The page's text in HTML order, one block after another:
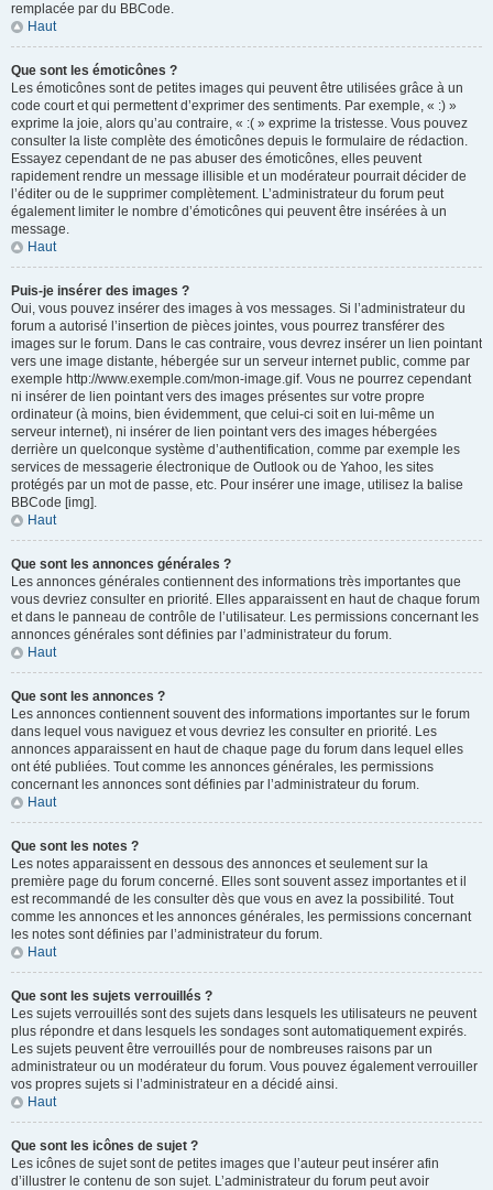
remplacée par du BBCode.
Haut
Que sont les émoticônes ?
Les émoticônes sont de petites images qui peuvent être utilisées grâce à un
code court et qui permettent d’exprimer des sentiments. Par exemple, « :) »
exprime la joie, alors qu’au contraire, « :( » exprime la tristesse. Vous pouvez
consulter la liste complète des émoticônes depuis le formulaire de rédaction.
Essayez cependant de ne pas abuser des émoticônes, elles peuvent
rapidement rendre un message illisible et un modérateur pourrait décider de
l’éditer ou de le supprimer complètement. L’administrateur du forum peut
également limiter le nombre d’émoticônes qui peuvent être insérées à un
message.
Haut
Puis-je insérer des images ?
Oui, vous pouvez insérer des images à vos messages. Si l’administrateur du
forum a autorisé l’insertion de pièces jointes, vous pourrez transférer des
images sur le forum. Dans le cas contraire, vous devrez insérer un lien pointant
vers une image distante, hébergée sur un serveur internet public, comme par
exemple http://www.exemple.com/mon-image.gif. Vous ne pourrez cependant
ni insérer de lien pointant vers des images présentes sur votre propre
ordinateur (à moins, bien évidemment, que celui-ci soit en lui-même un
serveur internet), ni insérer de lien pointant vers des images hébergées
derrière un quelconque système d’authentification, comme par exemple les
services de messagerie électronique de Outlook ou de Yahoo, les sites
protégés par un mot de passe, etc. Pour insérer une image, utilisez la balise
BBCode [img].
Haut
Que sont les annonces générales ?
Les annonces générales contiennent des informations très importantes que
vous devriez consulter en priorité. Elles apparaissent en haut de chaque forum
et dans le panneau de contrôle de l’utilisateur. Les permissions concernant les
annonces générales sont définies par l’administrateur du forum.
Haut
Que sont les annonces ?
Les annonces contiennent souvent des informations importantes sur le forum
dans lequel vous naviguez et vous devriez les consulter en priorité. Les
annonces apparaissent en haut de chaque page du forum dans lequel elles
ont été publiées. Tout comme les annonces générales, les permissions
concernant les annonces sont définies par l’administrateur du forum.
Haut
Que sont les notes ?
Les notes apparaissent en dessous des annonces et seulement sur la
première page du forum concerné. Elles sont souvent assez importantes et il
est recommandé de les consulter dès que vous en avez la possibilité. Tout
comme les annonces et les annonces générales, les permissions concernant
les notes sont définies par l’administrateur du forum.
Haut
Que sont les sujets verrouillés ?
Les sujets verrouillés sont des sujets dans lesquels les utilisateurs ne peuvent
plus répondre et dans lesquels les sondages sont automatiquement expirés.
Les sujets peuvent être verrouillés pour de nombreuses raisons par un
administrateur ou un modérateur du forum. Vous pouvez également verrouiller
vos propres sujets si l’administrateur en a décidé ainsi.
Haut
Que sont les icônes de sujet ?
Les icônes de sujet sont de petites images que l’auteur peut insérer afin
d’illustrer le contenu de son sujet. L’administrateur du forum peut avoir